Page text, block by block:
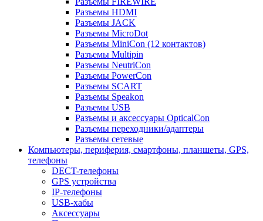
Разъемы HDMI
Разъемы JACK
Разъемы MicroDot
Разъемы MiniCon (12 контактов)
Разъемы Multipin
Разъемы NeutriCon
Разъемы PowerCon
Разъемы SCART
Разъемы Speakon
Разъемы USB
Разъемы и аксессуары OpticalCon
Разъемы переходники/адаптеры
Разъемы сетевые
Компьютеры, периферия, смартфоны, планшеты, GPS,
телефоны
DECT-телефоны
GPS устройства
IP-телефоны
USB-хабы
Аксессуары